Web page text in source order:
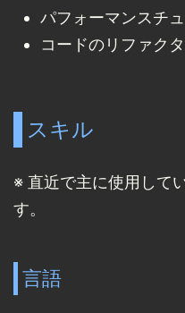
パフォーマンスチ
コードのリファク
スキル
※ 直近で主に使用して
す。
言語